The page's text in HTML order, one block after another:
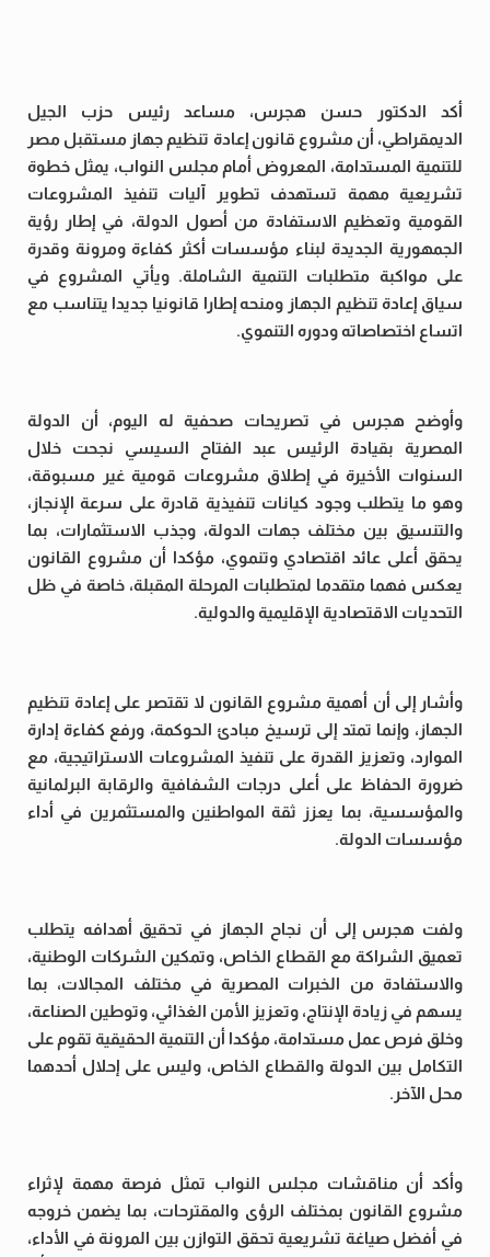
أكد الدكتور حسن هجرس، مساعد رئيس حزب الجيل
الديمقراطي، أن مشروع قانون إعادة تنظيم جهاز مستقبل مصر
للتنمية المستدامة، المعروض أمام مجلس النواب، يمثل خطوة
تشريعية مهمة تستهدف تطوير آليات تنفيذ المشروعات
القومية وتعظيم الاستفادة من أصول الدولة، في إطار رؤية
الجمهورية الجديدة لبناء مؤسسات أكثر كفاءة ومرونة وقدرة
على مواكبة متطلبات التنمية الشاملة. ويأتي المشروع في
سياق إعادة تنظيم الجهاز ومنحه إطارا قانونيا جديدا يتناسب مع
اتساع اختصاصاته ودوره التنموي.
وأوضح هجرس في تصريحات صحفية له اليوم، أن الدولة
المصرية بقيادة الرئيس عبد الفتاح السيسي نجحت خلال
السنوات الأخيرة في إطلاق مشروعات قومية غير مسبوقة،
وهو ما يتطلب وجود كيانات تنفيذية قادرة على سرعة الإنجاز،
والتنسيق بين مختلف جهات الدولة، وجذب الاستثمارات، بما
يحقق أعلى عائد اقتصادي وتنموي، مؤكدا أن مشروع القانون
يعكس فهما متقدما لمتطلبات المرحلة المقبلة، خاصة في ظل
التحديات الاقتصادية الإقليمية والدولية.
وأشار إلى أن أهمية مشروع القانون لا تقتصر على إعادة تنظيم
الجهاز، وإنما تمتد إلى ترسيخ مبادئ الحوكمة، ورفع كفاءة إدارة
الموارد، وتعزيز القدرة على تنفيذ المشروعات الاستراتيجية، مع
ضرورة الحفاظ على أعلى درجات الشفافية والرقابة البرلمانية
والمؤسسية، بما يعزز ثقة المواطنين والمستثمرين في أداء
مؤسسات الدولة.
ولفت هجرس إلى أن نجاح الجهاز في تحقيق أهدافه يتطلب
تعميق الشراكة مع القطاع الخاص، وتمكين الشركات الوطنية،
والاستفادة من الخبرات المصرية في مختلف المجالات، بما
يسهم في زيادة الإنتاج، وتعزيز الأمن الغذائي، وتوطين الصناعة،
وخلق فرص عمل مستدامة، مؤكدا أن التنمية الحقيقية تقوم على
التكامل بين الدولة والقطاع الخاص، وليس على إحلال أحدهما
محل الآخر.
وأكد أن مناقشات مجلس النواب تمثل فرصة مهمة لإثراء
مشروع القانون بمختلف الرؤى والمقترحات، بما يضمن خروجه
في أفضل صياغة تشريعية تحقق التوازن بين المرونة في الأداء،